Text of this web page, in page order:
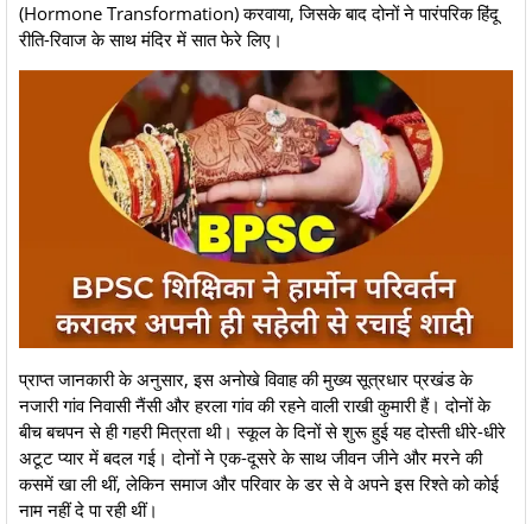
(Hormone Transformation) करवाया, जिसके बाद दोनों ने पारंपरिक हिंदू
रीति-रिवाज के साथ मंदिर में सात फेरे लिए।
​प्राप्त जानकारी के अनुसार, इस अनोखे विवाह की मुख्य सूत्रधार प्रखंड के
नजारी गांव निवासी नैंसी और हरला गांव की रहने वाली राखी कुमारी हैं। दोनों के
बीच बचपन से ही गहरी मित्रता थी। स्कूल के दिनों से शुरू हुई यह दोस्ती धीरे-धीरे
अटूट प्यार में बदल गई। दोनों ने एक-दूसरे के साथ जीवन जीने और मरने की
कसमें खा ली थीं, लेकिन समाज और परिवार के डर से वे अपने इस रिश्ते को कोई
नाम नहीं दे पा रही थीं।